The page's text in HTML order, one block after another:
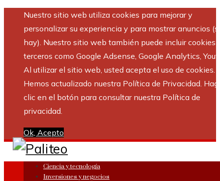
Nuestro sitio web utiliza cookies para mejorar y
personalizar su experiencia y para mostrar anuncios
hay). Nuestro sitio web también puede incluir cookies
terceros como Google Adsense, Google Analytics,
Al utilizar el sitio web, usted acepta el uso de cookies.
Hemos actualizado nuestra Política de Privacidad.
clic en el botón para consultar nuestra Política de
privacidad.
Ok, Acepto
Ciencia y tecnología
Inversiones y negocios